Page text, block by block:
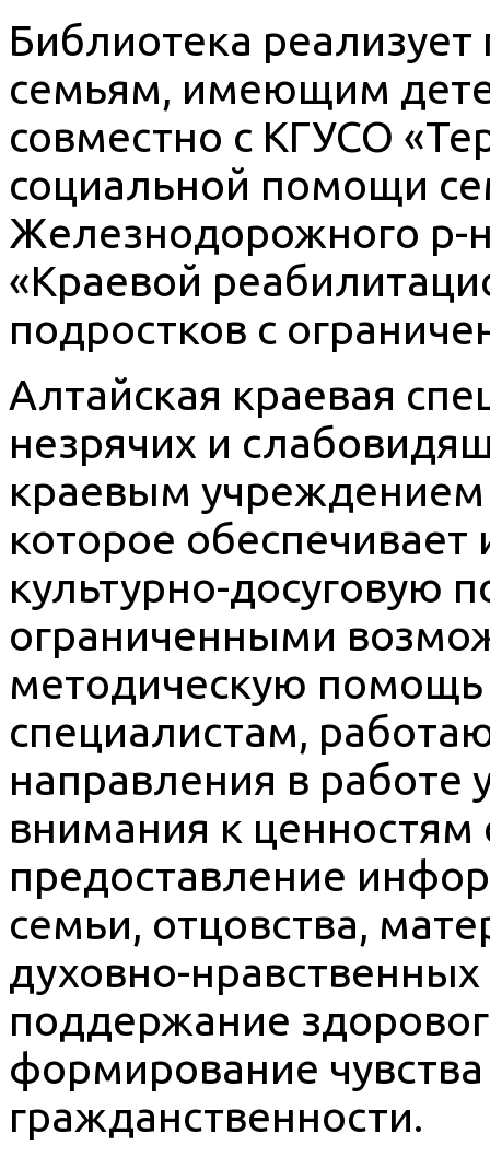
Библиотека
семьям, имеющим
совместно с КГУСО
социальной помощи
Железнодорожного р-
«Краевой
подростков с
Алтайская краевая
незрячих и
краевым учреждением
которое
культурно-досуговую
ограниченными
методическую
специалистам,
направления в
внимания к ценностям
предоставление
семьи, отцовства,
духовно-
поддержание
формирование
гражданственности.